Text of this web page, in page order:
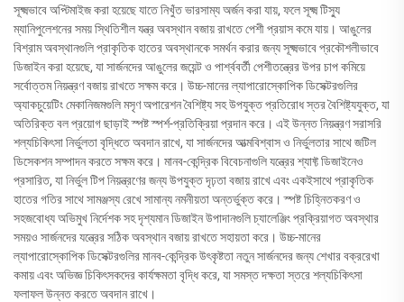
সূক্ষ্মভাবে অপ্টিমাইজ করা হয়েছে যাতে নিখুঁত ভারসাম্য অর্জন করা যায়, ফলে সূক্ষ্ম টিস্যু
ম্যানিপুলেশনের সময় স্থিতিশীল যন্ত্র অবস্থান বজায় রাখতে পেশী প্রয়াস কমে যায়। আঙুলের
বিশ্রাম অবস্থানগুলি প্রাকৃতিক হাতের অবস্থানকে সমর্থন করার জন্য সূক্ষ্মভাবে প্রকৌশলীভাবে
ডিজাইন করা হয়েছে, যা সার্জনদের আঙুলের জয়েন্ট ও পার্শ্ববর্তী পেশীতন্ত্রের উপর চাপ কমিয়ে
সর্বোত্তম নিয়ন্ত্রণ বজায় রাখতে সক্ষম করে। উচ্চ-মানের ল্যাপারোস্কোপিক ডিসেক্টরগুলির
অ্যাকচুয়েটিং মেকানিজমগুলি মসৃণ অপারেশন বৈশিষ্ট্য সহ উপযুক্ত প্রতিরোধ স্তর বৈশিষ্ট্যযুক্ত, যা
অতিরিক্ত বল প্রয়োগ ছাড়াই স্পষ্ট স্পর্শ-প্রতিক্রিয়া প্রদান করে। এই উন্নত নিয়ন্ত্রণ সরাসরি
শল্যচিকিৎসা নির্ভুলতা বৃদ্ধিতে অবদান রাখে, যা সার্জনদের আত্মবিশ্বাস ও নির্ভুলতার সাথে জটিল
ডিসেকশন সম্পাদন করতে সক্ষম করে। মানব-কেন্দ্রিক বিবেচনাগুলি যন্ত্রের শ্যাফ্ট ডিজাইনেও
প্রসারিত, যা নির্ভুল টিপ নিয়ন্ত্রণের জন্য উপযুক্ত দৃঢ়তা বজায় রাখে এবং একইসাথে প্রাকৃতিক
হাতের গতির সাথে সামঞ্জস্য রেখে সামান্য নমনীয়তা অন্তর্ভুক্ত করে। স্পষ্ট চিহ্নিতকরণ ও
সহজবোধ্য অভিমুখ নির্দেশক সহ দৃশ্যমান ডিজাইন উপাদানগুলি চ্যালেঞ্জিং প্রক্রিয়াগত অবস্থার
সময়ও সার্জনদের যন্ত্রের সঠিক অবস্থান বজায় রাখতে সহায়তা করে। উচ্চ-মানের
ল্যাপারোস্কোপিক ডিসেক্টরগুলির মানব-কেন্দ্রিক উৎকৃষ্টতা নতুন সার্জনদের জন্য শেখার বক্ররেখা
কমায় এবং অভিজ্ঞ চিকিৎসকদের কার্যক্ষমতা বৃদ্ধি করে, যা সমস্ত দক্ষতা স্তরে শল্যচিকিৎসা
ফলাফল উন্নত করতে অবদান রাখে।